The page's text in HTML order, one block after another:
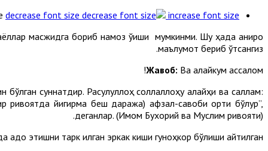
decrease font size
increase font size
масжидга бориб намоз ўқиши мумкинми. Шу ҳақда аниқроқ
маълумот бериб ўтсангиз.
Жавоб: Ва алайкум ассалом!
суннатдир. Расулуллоҳ соллаллоҳу алайҳи ва саллам:
ривоятда йигирма беш даража) афзал-савоби ортиқ бўлур”,
деганлар. (Имом Бухорий ва Муслим ривояти).
этишни тарк қилган эркак киши гуноҳкор бўлиши айтилган.